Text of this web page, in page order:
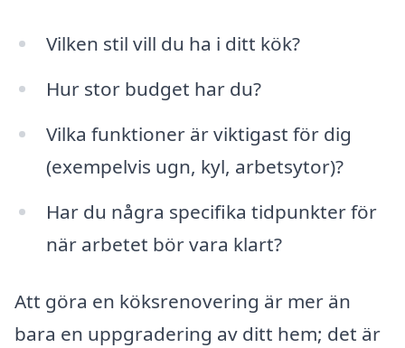
Vilken stil vill du ha i ditt kök?
Hur stor budget har du?
Vilka funktioner är viktigast för dig
(exempelvis ugn, kyl, arbetsytor)?
Har du några specifika tidpunkter för
när arbetet bör vara klart?
Att göra en köksrenovering är mer än
bara en uppgradering av ditt hem; det är